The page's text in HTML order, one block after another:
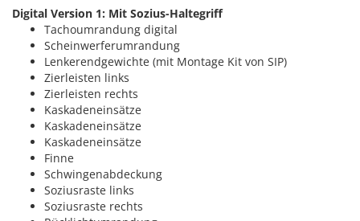
Digital Version 1: Mit Sozius-Haltegriff
Tachoumrandung digital
Scheinwerferumrandung
Lenkerendgewichte (mit Montage Kit von SIP)
Zierleisten links
Zierleisten rechts
Kaskadeneinsätze
Kaskadeneinsätze
Kaskadeneinsätze
Finne
Schwingenabdeckung
Soziusraste links
Soziusraste rechts